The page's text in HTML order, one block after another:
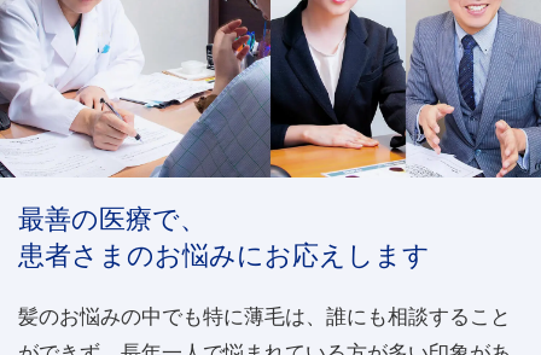
患者さまが他の患者さまもしくは当院に不利
益を及ぼす行為をした事が判明した場合、当
院は、患者さまの個人情報をその当事者、警
察、関連諸機関に通知することがあります。
じた権限を持つ機関より、正式に公開要請を
受けた場合、個人情報を開示することがあり
当院が、患者さまへより良い医療サービスを
最善の医療で、
患者さまのお悩みにお応えします
髪のお悩みの中でも特に薄毛は、誰にも相談すること